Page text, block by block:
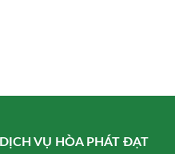
VỤ HÒA PHÁT ĐẠT